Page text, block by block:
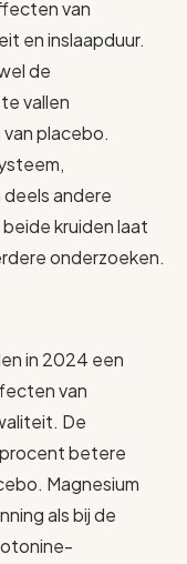
van
en inslaapduur.
de
vallen
placebo.
deels andere
kruiden laat
onderzoeken.
in 2024 een
van
De
betere
Magnesium
als bij de